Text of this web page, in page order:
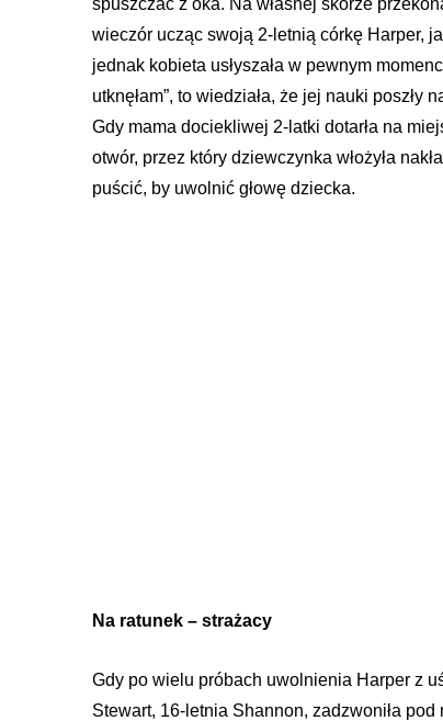
wieczór ucząc swoją 2-letnią córkę Harper,
jednak kobieta usłyszała w pewnym
utknęłam”, to wiedziała, że jej nauki
Gdy mama dociekliwej 2-latki dotarła na
otwór, przez który dziewczynka włożyła
puścić, by uwolnić głowę dziecka.
Na ratunek – strażacy
Gdy po wielu próbach uwolnienia Harper z
Stewart, 16-letnia Shannon, zadzwoniła